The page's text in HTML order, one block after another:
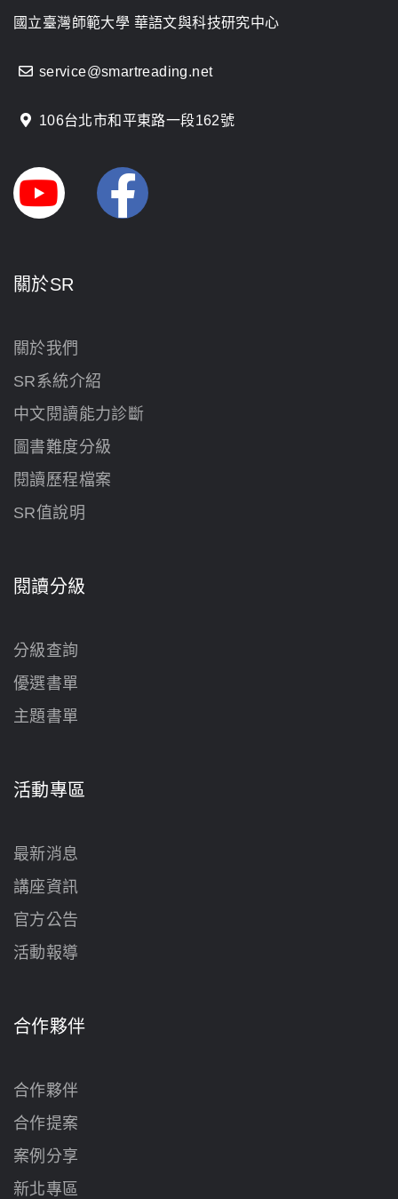
國立臺灣師範大學 華語文與科技研究中心
service@smartreading.net
106台北市和平東路一段162號
關於SR
關於我們
SR系統介紹
中文閱讀能力診斷
圖書難度分級
閱讀歷程檔案
SR值說明
閱讀分級
分級查詢
優選書單
主題書單
活動專區
最新消息
講座資訊
官方公告
活動報導
合作夥伴
合作夥伴
合作提案
案例分享
新北專區